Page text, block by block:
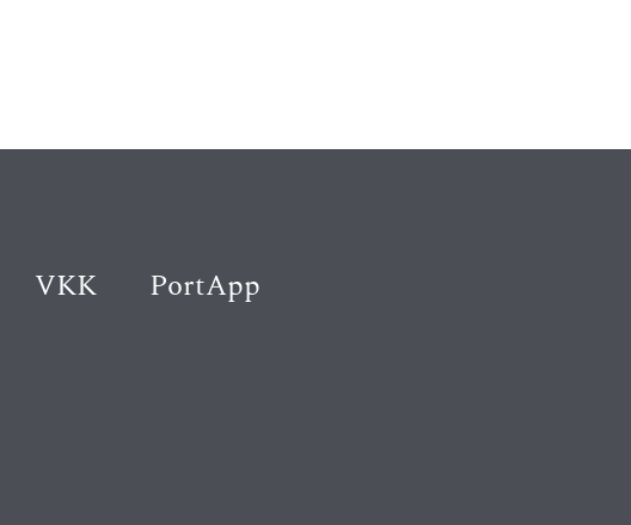
VKK PortApp